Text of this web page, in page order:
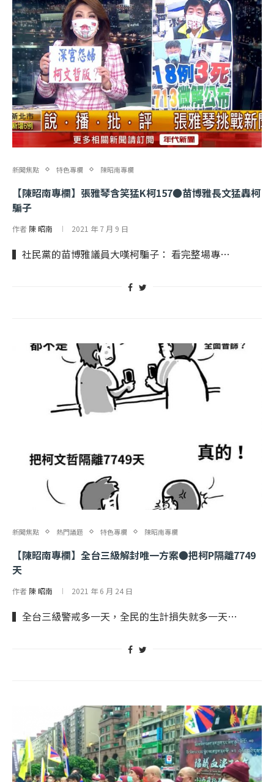
新聞焦點 特色專欄 陳昭南專欄
【陳昭南專欄】張雅琴含笑猛K柯157●苗博雅長文猛轟柯
騙子
作者 陳 昭南 2021 年 7 月 9 日
▍社民黨的苗博雅議員大嘆柯騙子： 看完整場專…
新聞焦點 熱門議題 特色專欄 陳昭南專欄
【陳昭南專欄】全台三級解封唯一方案●把柯P隔離7749
天
作者 陳 昭南 2021 年 6 月 24 日
▍全台三級警戒多一天，全民的生計損失就多一天…